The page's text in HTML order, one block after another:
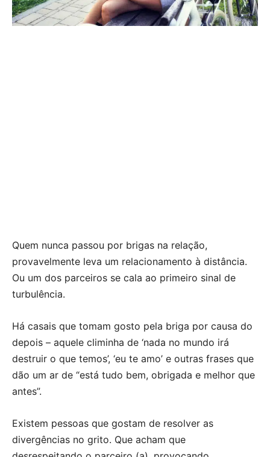
Quem nunca passou por brigas na relação,
provavelmente leva um relacionamento à distância.
Ou um dos parceiros se cala ao primeiro sinal de
turbulência.
Há casais que tomam gosto pela briga por causa do
depois – aquele climinha de ‘nada no mundo irá
destruir o que temos’, ‘eu te amo’ e outras frases que
dão um ar de “está tudo bem, obrigada e melhor que
antes”.
Existem pessoas que gostam de resolver as
divergências no grito. Que acham que